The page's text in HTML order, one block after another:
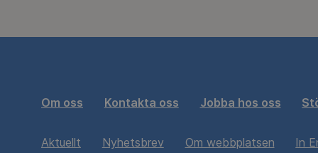
Om oss Kontakta oss Jobba hos oss
Aktuellt Nyhetsbrev Om webbplatsen In